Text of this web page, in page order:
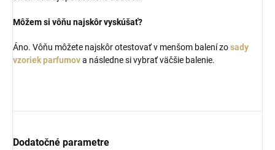
Môžem si vôňu najskôr vyskúšať?
Áno. Vôňu môžete najskôr otestovať v menšom balení zosady
vzoriek parfumova následne si vybrať väčšie balenie.
Dodatočné parametre